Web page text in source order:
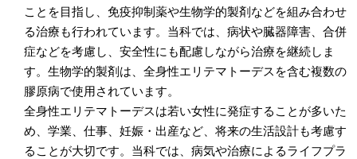
ことを目指し、免疫抑制薬や生物学的製剤などを組み合わせ
る治療も行われています。当科では、病状や臓器障害、合併
症などを考慮し、安全性にも配慮しながら治療を継続しま
す。生物学的製剤は、全身性エリテマトーデスを含む複数の
膠原病で使用されています。
全身性エリテマトーデスは若い女性に発症することが多いた
め、学業、仕事、妊娠・出産など、将来の生活設計も考慮す
ることが大切です。当科では、病気や治療によるライフプラ